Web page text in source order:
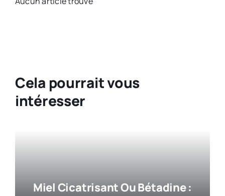
Cela pourrait vous
intéresser
Miel Cicatrisant Ou Bétadine :